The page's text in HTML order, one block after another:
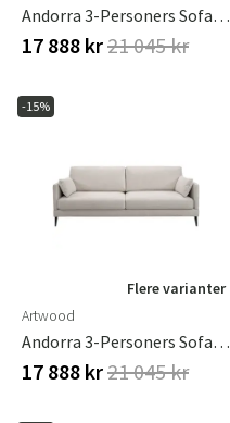
Andorra 3-Personers Sofa Dark Grey
17 888 kr21 045 kr
-15%
Flere varianter
Artwood
Andorra 3-Personers Sofa True Nature
17 888 kr21 045 kr